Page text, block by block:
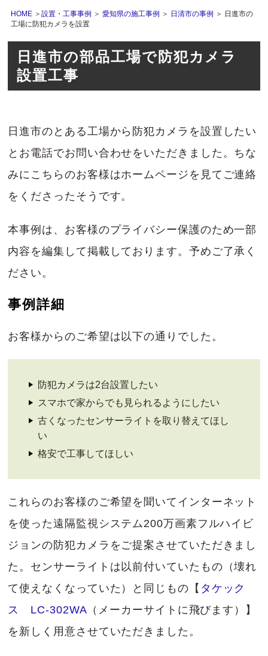
HOME ＞設置・工事事例 ＞愛知県の施工事例 ＞ 日清市の事例 ＞ 日進市の
工場に防犯カメラを設置
日進市の部品工場で防犯カメラ
設置工事
日進市のとある工場から防犯カメラを設置したい
とお電話でお問い合わせをいただきました。ちな
みにこちらのお客様はホームページを見てご連絡
をくださったそうです。
本事例は、お客様のプライバシー保護のため一部
内容を編集して掲載しております。予めご了承く
ださい。
事例詳細
お客様からのご希望は以下の通りでした。
防犯カメラは2台設置したい
スマホで家からでも見られるようにしたい
古くなったセンサーライトを取り替えてほし
い
格安で工事してほしい
これらのお客様のご希望を聞いてインターネット
を使った遠隔監視システム200万画素フルハイビ
ジョンの防犯カメラをご提案させていただきまし
た。センサーライトは以前付いていたもの（壊れ
て使えなくなっていた）と同じもの【 タケック
ス LC-302WA （メーカーサイトに飛びます）】
を新しく用意させていただきました。